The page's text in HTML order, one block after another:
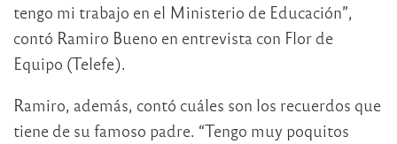
tengo mi trabajo en el Ministerio de Educación”,
contó Ramiro Bueno en entrevista con Flor de
Equipo (Telefe).
Ramiro, además, contó cuáles son los recuerdos que
tiene de su famoso padre. “Tengo muy poquitos